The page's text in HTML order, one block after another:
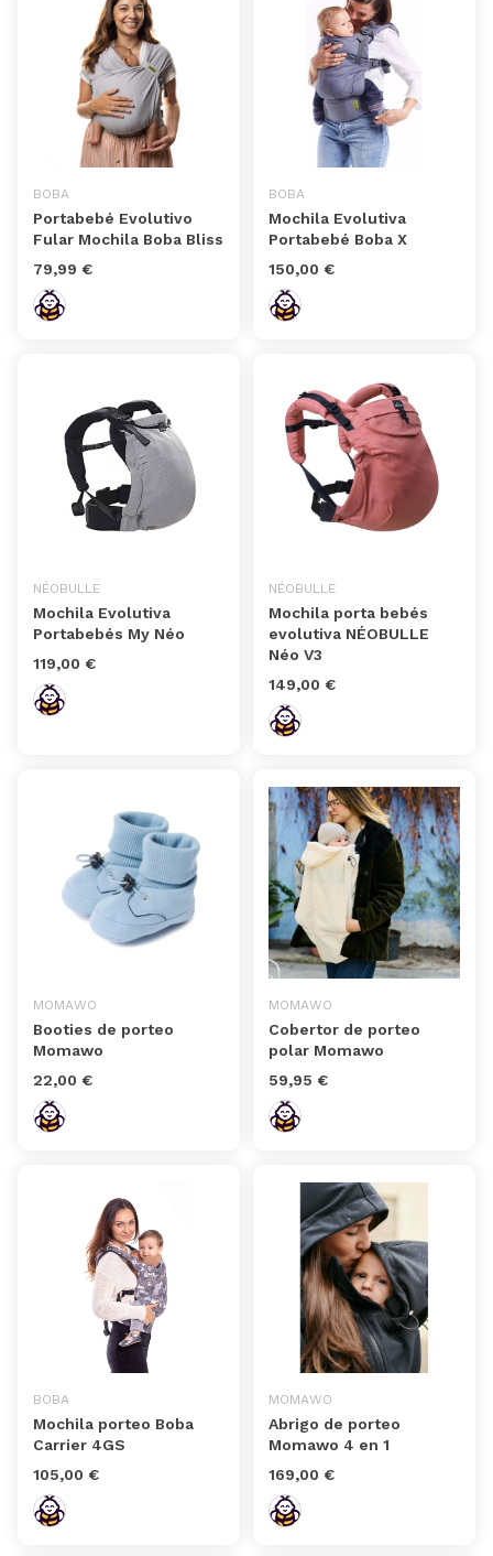
BOBA
Portabebé Evolutivo
Fular Mochila Boba Bliss
79,99 €
BOBA
Mochila Evolutiva
Portabebé Boba X
150,00 €
NÉOBULLE
Mochila Evolutiva
Portabebés My Néo
119,00 €
NÉOBULLE
Mochila porta bebés
evolutiva NÉOBULLE
Néo V3
149,00 €
MOMAWO
Booties de porteo
Momawo
22,00 €
MOMAWO
Cobertor de porteo
polar Momawo
59,95 €
BOBA
Mochila porteo Boba
Carrier 4GS
105,00 €
MOMAWO
Abrigo de porteo
Momawo 4 en 1
169,00 €